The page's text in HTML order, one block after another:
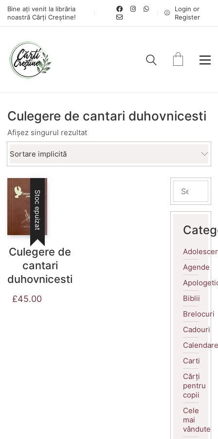
Bine ați venit la librăria
noastră Cărți Creștine!
Login or
Register
Culegere de cantari duhovnicesti
Afișez singurul rezultat
Sortare implicită
Stoc epuizat
Culegere de
cantari
duhovnicesti
£45.00
Agende
Biblii
Brelocuri
Cadouri
Calendare
Carti
Cărți
pentru
copii
Cele
mai
vândute